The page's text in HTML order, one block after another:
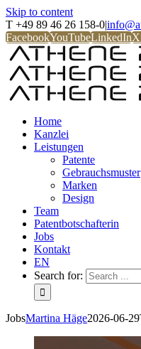
Skip to content
T +49 89 46 26 158-0|
FacebookYouTubeLinkedIn
Home
Kanzlei
Leistungen
Patente
Gebrauchsmuster
Marken
Design
Team
Patentbotschafterin
Jobs
Kontakt
EN
Search for:
JobsMartina Häge2026-06-